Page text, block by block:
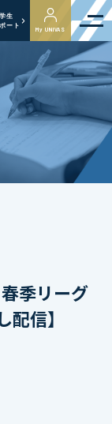
学生
ート
My UNIVAS
季リーグ
信】